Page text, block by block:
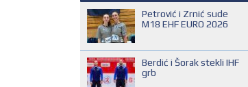
NACIONALNI SUDIJA
REGIONALNI SUDIJA
SUDIJA DRUGE KATEGORIJE
SUDIJA OMLADINAC
Petrović i Zrnić sude
M18 EHF EURO 2026
Berdić i Šorak stekli IHF
grb